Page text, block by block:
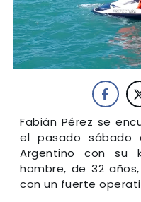
Fabián Pérez se
el pasado sábado
Argentino con su
hombre, de 32
con un fuerte